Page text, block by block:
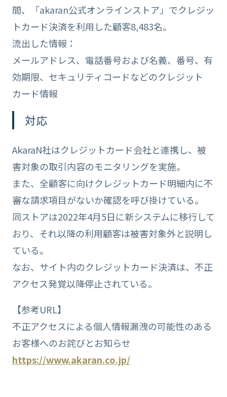
間、「akaran公式オンラインストア」でクレジッ
トカード決済を利用した顧客8,483名。
流出した情報：
メールアドレス、電話番号および名義、番号、有
効期限、セキュリティコードなどのクレジット
カード情報
対応
AkaraN社はクレジットカード会社と連携し、被
害対象の取引内容のモニタリングを実施。
また、全顧客に向けクレジットカード明細内に不
審な請求項目がないか確認を呼び掛けている。
同ストアは2022年4月5日に新システムに移行して
おり、それ以降の利用顧客は被害対象外と説明し
ている。
なお、サイト内のクレジットカード決済は、不正
アクセス発覚以降停止されている。
【参考URL】
不正アクセスによる個人情報漏洩の可能性のある
お客様へのお詫びとお知らせ
https://www.akaran.co.jp/